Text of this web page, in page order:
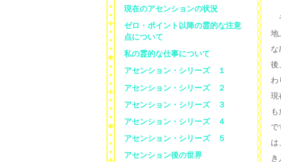
地
な
後
わ
現
で
は
現在のアセンションの状況
ゼロ・ポイント以降の霊的な注意
点について
私の霊的な仕事について
アセンション・シリーズ １
アセンション・シリーズ ２
アセンション・シリーズ ３
アセンション・シリーズ ４
アセンション・シリーズ ５
アセンション後の世界